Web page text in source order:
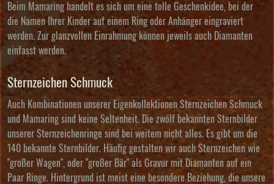
Beim Mamaring handelt es sich um eine tolle Geschenkidee, bei der
die Namen Ihrer Kinder auf einem Ring oder Anhänger eingraviert
werden. Zur glanzvollen Einrahmung können jeweils auch Diamanten
einfasst werden.
Sternzeichen Schmuck
Auch Kombinationen unserer Eigenkollektionen Sternzeichen Schmuck
und Mamaring sind keine Seltenheit. Die zwölf bekannten Sternbilder
unserer Sternzeichenringe sind bei weitem nicht alles. Es gibt um die
140 bekannte Sternbilder. Häufig gestalten wir auch Sternzeichen wie
"großer Wagen", oder "großer Bär" als Gravur mit Diamanten auf ein
Paar Ringe. Hintergrund ist meist eine besondere Beziehung, die unsere